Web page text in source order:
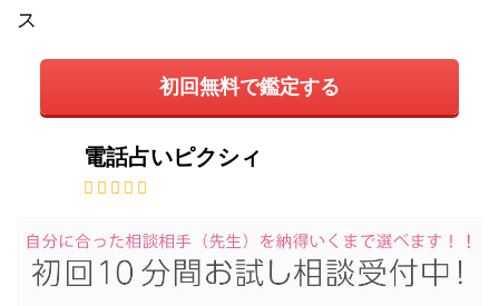
ス
初回無料で鑑定する
電話占いピクシィ